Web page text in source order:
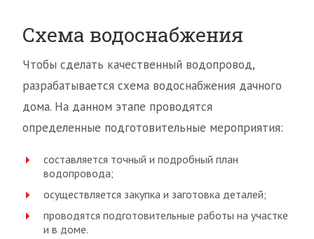
Схема водоснабжения
Чтобы сделать качественный водопровод,
разрабатывается схема водоснабжения дачного
дома. На данном этапе проводятся
определенные подготовительные мероприятия:
составляется точный и подробный план
водопровода;
осуществляется закупка и заготовка деталей;
проводятся подготовительные работы на участке
и в доме.